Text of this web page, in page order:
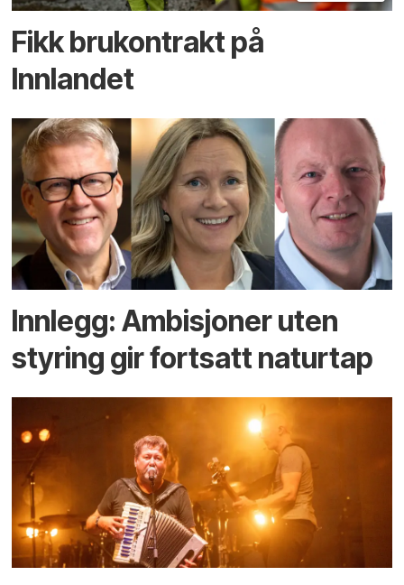
Fikk brukontrakt på
Innlandet
Innlegg: Ambisjoner uten
styring gir fortsatt naturtap